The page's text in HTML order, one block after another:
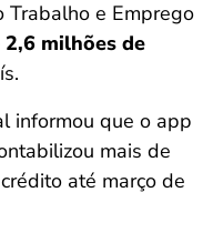
Trabalho e Emprego
milhões de
informou que o app
mais de
até março de